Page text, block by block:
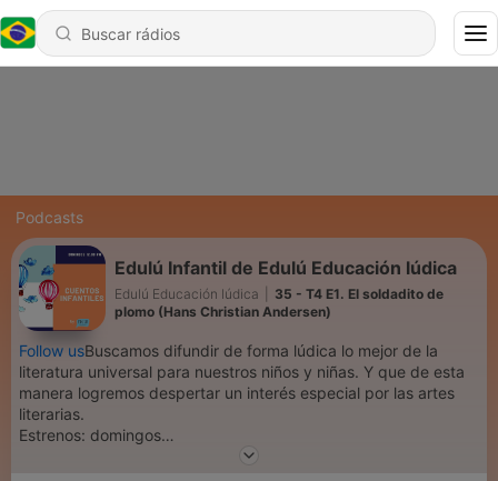
Podcasts
Edulú Infantil de Edulú Educación lúdica
Edulú Educación lúdica
35 - T4 E1. El soldadito de
plomo (Hans Christian Andersen)
Follow usBuscamos difundir de forma lúdica lo mejor de la
literatura universal para nuestros niños y niñas. Y que de esta
manera logremos despertar un interés especial por las artes
literarias.
Estrenos: domingos